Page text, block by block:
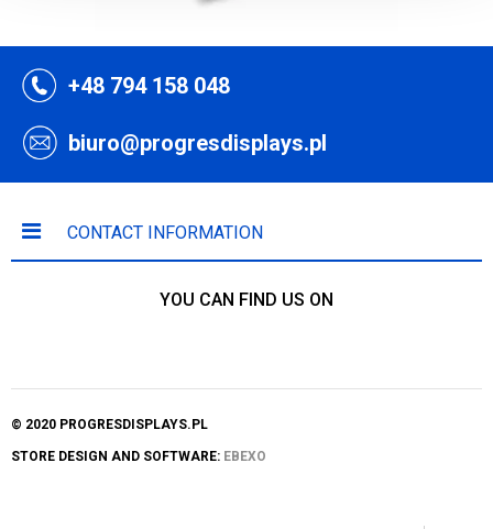
+48 794 158 048
biuro@progresdisplays.pl
CONTACT INFORMATION
YOU CAN FIND US ON
© 2020 PROGRESDISPLAYS.PL
STORE DESIGN AND SOFTWARE: EBEXO